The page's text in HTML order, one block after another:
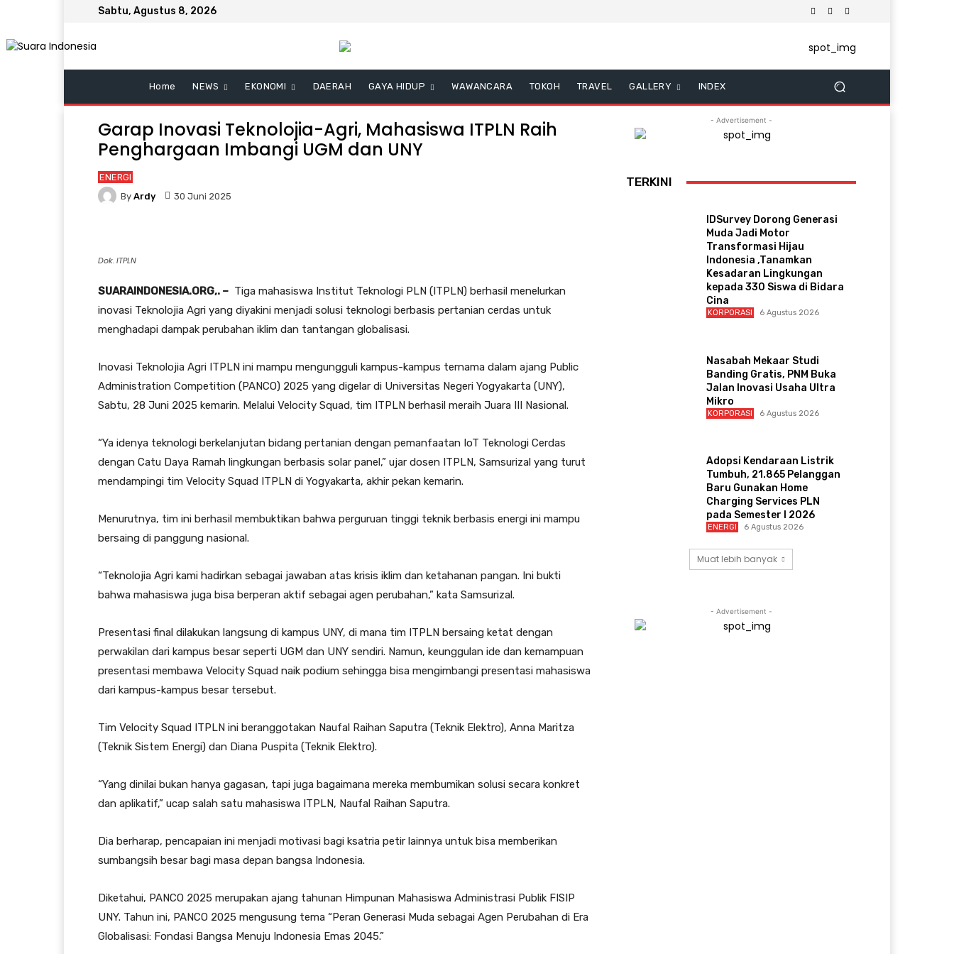
Sabtu, Agustus 8, 2026
Home NEWS EKONOMI DAERAH GAYA HIDUP WAWANCARA TOKOH TRAVEL GALLERY INDEX
Garap Inovasi Teknolojia-Agri, Mahasiswa ITPLN Raih
Penghargaan Imbangi UGM dan UNY
ENERGI
By Ardy 30 Juni 2025
Dok. ITPLN
SUARAINDONESIA.ORG,. – Tiga mahasiswa Institut Teknologi PLN (ITPLN) berhasil menelurkan
inovasi Teknolojia Agri yang diyakini menjadi solusi teknologi berbasis pertanian cerdas untuk
menghadapi dampak perubahan iklim dan tantangan globalisasi.
Inovasi Teknolojia Agri ITPLN ini mampu mengungguli kampus-kampus ternama dalam ajang Public
Administration Competition (PANCO) 2025 yang digelar di Universitas Negeri Yogyakarta (UNY),
Sabtu, 28 Juni 2025 kemarin. Melalui Velocity Squad, tim ITPLN berhasil meraih Juara III Nasional.
“Ya idenya teknologi berkelanjutan bidang pertanian dengan pemanfaatan IoT Teknologi Cerdas
dengan Catu Daya Ramah lingkungan berbasis solar panel,” ujar dosen ITPLN, Samsurizal yang turut
mendampingi tim Velocity Squad ITPLN di Yogyakarta, akhir pekan kemarin.
Menurutnya, tim ini berhasil membuktikan bahwa perguruan tinggi teknik berbasis energi ini mampu
bersaing di panggung nasional.
“Teknolojia Agri kami hadirkan sebagai jawaban atas krisis iklim dan ketahanan pangan. Ini bukti
bahwa mahasiswa juga bisa berperan aktif sebagai agen perubahan,” kata Samsurizal.
Presentasi final dilakukan langsung di kampus UNY, di mana tim ITPLN bersaing ketat dengan
perwakilan dari kampus besar seperti UGM dan UNY sendiri. Namun, keunggulan ide dan kemampuan
presentasi membawa Velocity Squad naik podium sehingga bisa mengimbangi presentasi mahasiswa
dari kampus-kampus besar tersebut.
Tim Velocity Squad ITPLN ini beranggotakan Naufal Raihan Saputra (Teknik Elektro), Anna Maritza
(Teknik Sistem Energi) dan Diana Puspita (Teknik Elektro).
“Yang dinilai bukan hanya gagasan, tapi juga bagaimana mereka membumikan solusi secara konkret
dan aplikatif,” ucap salah satu mahasiswa ITPLN, Naufal Raihan Saputra.
Dia berharap, pencapaian ini menjadi motivasi bagi ksatria petir lainnya untuk bisa memberikan
sumbangsih besar bagi masa depan bangsa Indonesia.
Diketahui, PANCO 2025 merupakan ajang tahunan Himpunan Mahasiswa Administrasi Publik FISIP
UNY. Tahun ini, PANCO 2025 mengusung tema “Peran Generasi Muda sebagai Agen Perubahan di Era
Globalisasi: Fondasi Bangsa Menuju Indonesia Emas 2045.”
- Advertisement -
TERKINI
IDSurvey Dorong Generasi
Muda Jadi Motor
Transformasi Hijau
Indonesia ,Tanamkan
Kesadaran Lingkungan
kepada 330 Siswa di Bidara
Cina
KORPORASI 6 Agustus 2026
Nasabah Mekaar Studi
Banding Gratis, PNM Buka
Jalan Inovasi Usaha Ultra
Mikro
KORPORASI 6 Agustus 2026
Adopsi Kendaraan Listrik
Tumbuh, 21.865 Pelanggan
Baru Gunakan Home
Charging Services PLN
pada Semester I 2026
ENERGI 6 Agustus 2026
Muat lebih banyak
- Advertisement -